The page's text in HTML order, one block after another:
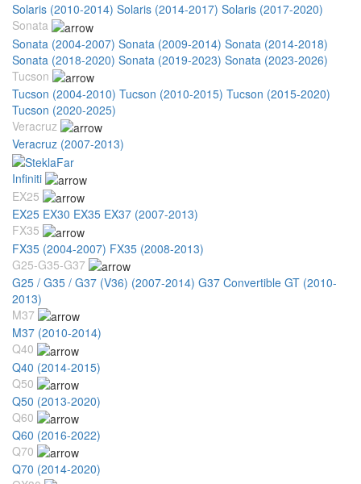
Solaris (2010-2014) Solaris (2014-2017) Solaris (2017-2020)
Sonata
Sonata (2004-2007) Sonata (2009-2014) Sonata (2014-2018)
Sonata (2018-2020) Sonata (2019-2023) Sonata (2023-2026)
Tucson
Tucson (2004-2010) Tucson (2010-2015) Tucson (2015-2020)
Tucson (2020-2025)
Veracruz
Veracruz (2007-2013)
Infiniti
EX25
EX25 EX30 EX35 EX37 (2007-2013)
FX35
FX35 (2004-2007) FX35 (2008-2013)
G25-G35-G37
G25 / G35 / G37 (V36) (2007-2014) G37 Convertible GT (2010-
2013)
M37
M37 (2010-2014)
Q40
Q40 (2014-2015)
Q50
Q50 (2013-2020)
Q60
Q60 (2016-2022)
Q70
Q70 (2014-2020)